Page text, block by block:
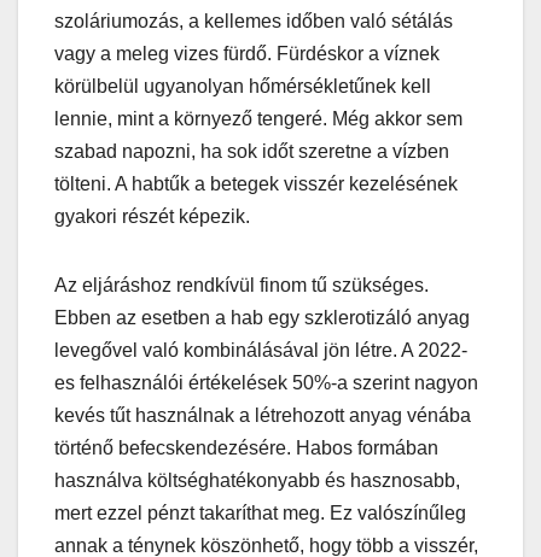
szoláriumozás, a kellemes időben való sétálás
vagy a meleg vizes fürdő. Fürdéskor a víznek
körülbelül ugyanolyan hőmérsékletűnek kell
lennie, mint a környező tengeré. Még akkor sem
szabad napozni, ha sok időt szeretne a vízben
tölteni. A habtűk a betegek visszér kezelésének
gyakori részét képezik.
Az eljáráshoz rendkívül finom tű szükséges.
Ebben az esetben a hab egy szklerotizáló anyag
levegővel való kombinálásával jön létre. A 2022-
es felhasználói értékelések 50%-a szerint nagyon
kevés tűt használnak a létrehozott anyag vénába
történő befecskendezésére. Habos formában
használva költséghatékonyabb és hasznosabb,
mert ezzel pénzt takaríthat meg. Ez valószínűleg
annak a ténynek köszönhető, hogy több a visszér,